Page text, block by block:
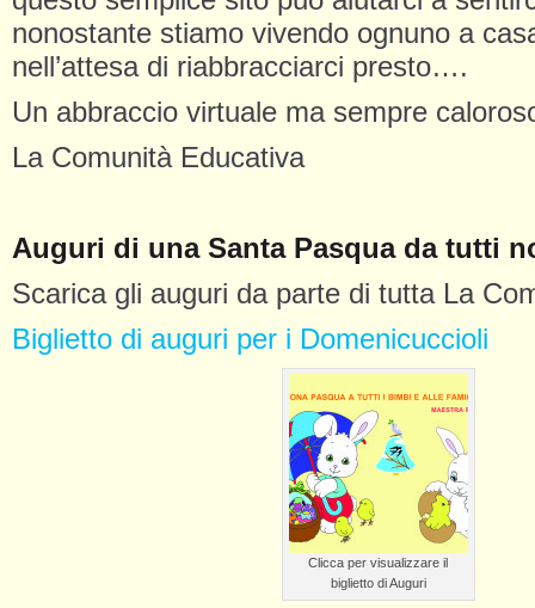
nonostante stiamo vivendo ognuno a
nell’attesa di riabbracciarci presto….
Un abbraccio virtuale ma sempre
La Comunità Educativa
Auguri di una Santa Pasqua da tutti
Scarica gli auguri da parte di tutta La
Biglietto di auguri per i Domenicuccioli
Clicca per visualizzare il
biglietto di Auguri